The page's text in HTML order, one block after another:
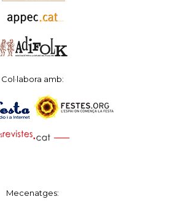
Col·labora amb:
Mecenatges: